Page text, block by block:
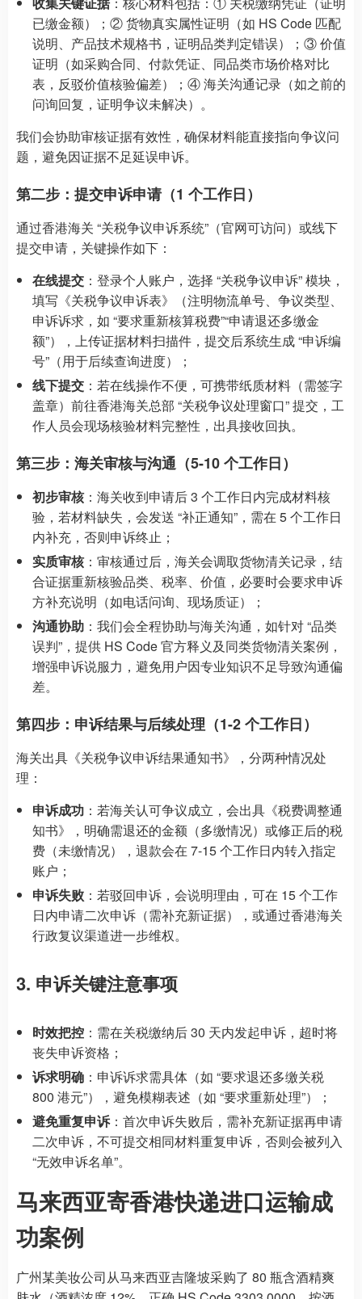
已缴金额）；② 货物真实属性证明（如 HS Code 匹配
说明、产品技术规格书，证明品类判定错误）；③ 价值
证明（如采购合同、付款凭证、同品类市场价格对比
表，反驳价值核验偏差）；④ 海关沟通记录（如之前的
问询回复，证明争议未解决）。
我们会协助审核证据有效性，确保材料能直接指向争议问
题，避免因证据不足延误申诉。
第二步：提交申诉申请（1 个工作日）
通过香港海关 “关税争议申诉系统”（官网可访问）或线下
提交申请，关键操作如下：
在线提交 ：登录个人账户，选择 “关税争议申诉” 模块，
填写《关税争议申诉表》（注明物流单号、争议类型、
申诉诉求，如 “要求重新核算税费”“申请退还多缴金
额”），上传证据材料扫描件，提交后系统生成 “申诉编
号”（用于后续查询进度）；
线下提交 ：若在线操作不便，可携带纸质材料（需签字
盖章）前往香港海关总部 “关税争议处理窗口” 提交，工
作人员会现场核验材料完整性，出具接收回执。
第三步：海关审核与沟通（5-10 个工作日）
初步审核：海关收到申请后 3 个工作日内完成材料核
验，若材料缺失，会发送 “补正通知”，需在 5 个工作日
内补充，否则申诉终止；
实质审核：审核通过后，海关会调取货物清关记录，结
合证据重新核验品类、税率、价值，必要时会要求申诉
方补充说明（如电话问询、现场质证）；
沟通协助 ：我们会全程协助与海关沟通，如针对 “品类
误判”，提供 HS Code 官方释义及同类货物清关案例，
增强申诉说服力，避免用户因专业知识不足导致沟通偏
差。
第四步：申诉结果与后续处理（1-2 个工作日）
海关出具《关税争议申诉结果通知书》，分两种情况处
理：
申诉成功 ：若海关认可争议成立，会出具《税费调整通
知书》，明确需退还的金额（多缴情况）或修正后的税
费（未缴情况），退款会在 7-15 个工作日内转入指定
账户；
申诉失败 ：若驳回申诉，会说明理由，可在 15 个工作
日内申请二次申诉（需补充新证据），或通过香港海关
行政复议渠道进一步维权。
3. 申诉关键注意事项
时效把控 ：需在关税缴纳后 30 天内发起申诉，超时将
丧失申诉资格；
诉求明确 ：申诉诉求需具体（如 “要求退还多缴关税
800 港元”），避免模糊表述（如 “要求重新处理”）；
避免重复申诉：首次申诉失败后，需补充新证据再申请
二次申诉，不可提交相同材料重复申诉，否则会被列入
“无效申诉名单”。
马来西亚寄香港快递进口运输成
功案例
广州某美妆公司从马来西亚吉隆坡采购了 80 瓶含酒精爽